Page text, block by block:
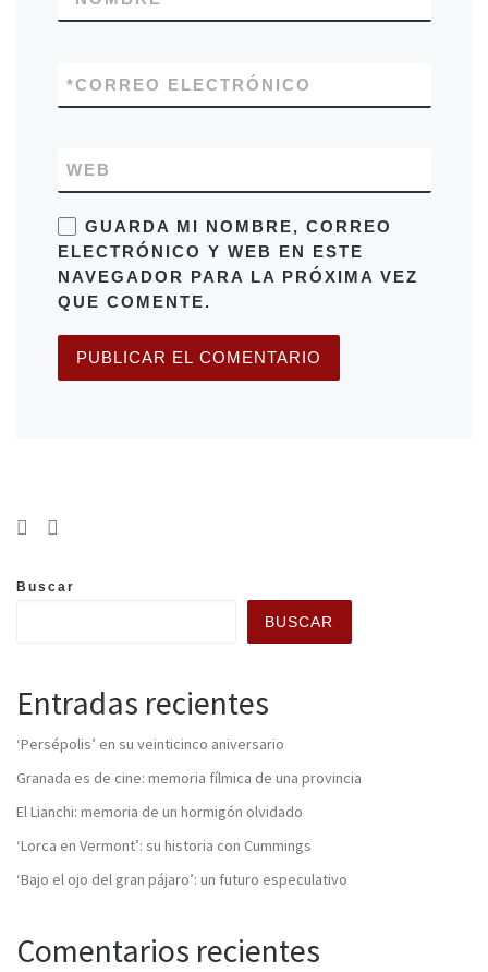
CORREO ELECTRÓNICO
*
WEB
GUARDA MI NOMBRE, CORREO
ELECTRÓNICO Y WEB EN ESTE
NAVEGADOR PARA LA PRÓXIMA VEZ
QUE COMENTE.
Buscar
BUSCAR
Entradas recientes
‘Persépolis’ en su veinticinco aniversario
Granada es de cine: memoria fílmica de una provincia
El Lianchi: memoria de un hormigón olvidado
‘Lorca en Vermont’: su historia con Cummings
‘Bajo el ojo del gran pájaro’: un futuro especulativo
Comentarios recientes